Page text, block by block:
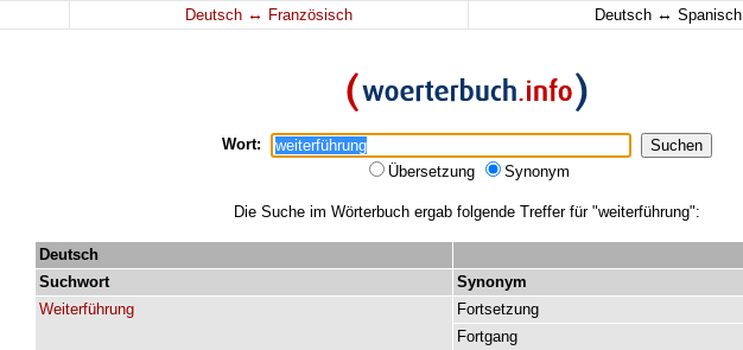
Deutsch ↔ Französisch Deutsch ↔ Spanisch
Wort:
Übersetzung
Synonym
Die Suche im Wörterbuch ergab folgende Treffer für "weiterführung":
Deutsch
Suchwort
Synonym
Weiterführung
Fortsetzung
Fortgang